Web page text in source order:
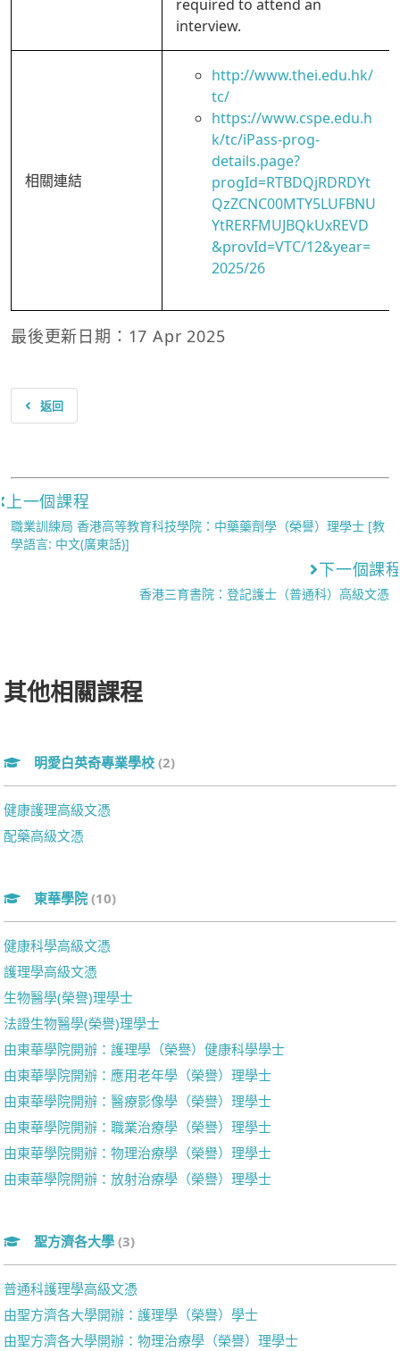
required to attend an
interview.
相關連結
http://www.thei.edu.hk/
tc/
https://www.cspe.edu.h
k/tc/iPass-prog-
details.page?
progId=RTBDQjRDRDYt
QzZCNC00MTY5LUFBNU
YtRERFMUJBQkUxREVD
&provId=VTC/12&year=
2025/26
最後更新日期：17 Apr 2025
返回
上一個課程
職業訓練局 香港高等教育科技學院：中藥藥劑學（榮譽）理學士 [教
學語言: 中文(廣東話)]
下一個課
香港三育書院：登記護士（普通科）高級文憑
其他相關課程
明愛白英奇專業學校 (2)
健康護理高級文憑
配藥高級文憑
東華學院 (10)
健康科學高級文憑
護理學高級文憑
生物醫學(榮譽)理學士
法證生物醫學(榮譽)理學士
由東華學院開辦：護理學（榮譽）健康科學學士
由東華學院開辦：應用老年學（榮譽）理學士
由東華學院開辦：醫療影像學（榮譽）理學士
由東華學院開辦：職業治療學（榮譽）理學士
由東華學院開辦：物理治療學（榮譽）理學士
由東華學院開辦：放射治療學（榮譽）理學士
聖方濟各大學 (3)
普通科護理學高級文憑
由聖方濟各大學開辦：護理學（榮譽）學士
由聖方濟各大學開辦：物理治療學（榮譽）理學士